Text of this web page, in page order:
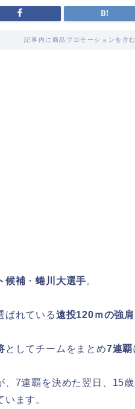
記事内に商品プロモーションを含
候補 ・蜷川大選手。
ばれている遠投120ｍの強
としてチームをまとめ7連覇
、7連覇を決めた翌日、15
います。